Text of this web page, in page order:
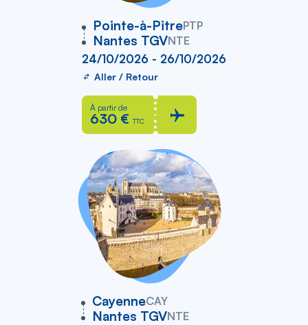
Pointe-à-PitrePTP
vers
Nantes TGVNTE
24/10/2026 - 26/10/2026
Aller / Retour
À partir de
630 € TTC
CayenneCAY
vers
Nantes TGVNTE